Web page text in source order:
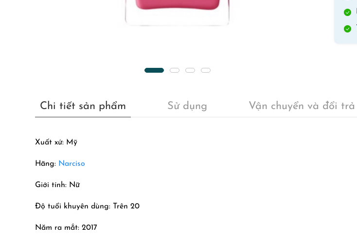
Chi tiết sản phẩm Sử dụng Vận chuyển và đổi trả
Xuất xứ: Mỹ
Hãng: Narciso
Giới tính: Nữ
Độ tuổi khuyên dùng: Trên 20
Năm ra mắt: 2017